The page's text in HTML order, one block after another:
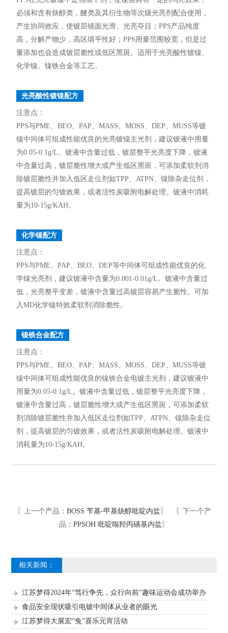
必须和含有炔醇类，醚类及其衍生物等次级光亮剂配合使用，
产生协同效应，使镀层镜面光滑、光亮夺目；PPS产品纯度
高，分解产物少，高区填平性好；PPS用量范围较宽，但是过
量添加也会造成镀层脆性或低区黑斑。适用于光亮酸性镀镍、
化学镍、镍铁合金等工艺。
光亮酸性镀镍配方
注意点：
PPS与PME、BEO、PAP、MASS、MOSS、DEP、MUSS等镀
镍中间体可组成性能优良的光亮镀镍主光剂，建议镀液中用量
为0.05-0.1g/L。镀液中含量过低，镀层整平光亮度下降，镀液
中含量过高，镀层脆性增大或产生低区黑斑，可添加柔软剂消
除镀层脆性并加入低区走位剂如TPP、ATPN、镍除杂走位剂，
提高镀层的匀镀效果，或者活性炭吸附电解处理。镀液中消耗
量为10-15g/KAH。
化学镍配方
注意点：
PPS与PME、PAP、BEO、DEP等中间体可组成性能优良的化
学镍光亮剂，建议镀液中含量为0.001-0.01g/L。镀液中含量过
低，光亮整平变差，镀液中含量过高镀层容易产生脆性。可加
入MD化学镍特效柔软剂消除脆性。
镍铁合金配方
注意点：
PPS与PME、BEO、PAP、MASS、MOSS、DEP、MUSS等镀
镍中间体可组成性能优良的镍铁合金电镀主光剂，建议镀液中
用量为0.05-0.1g/L。镀液中含量过低，镀层整平光亮度下降，
镀液中含量过高，镀层脆性增大或产生低区黑斑，可添加柔软
剂消除镀层脆性并加入低区走位剂如TPP、ATPN、镍除杂走位
剂，提高镀层的匀镀效果，或者活性炭吸附电解处理。镀液中
消耗量为10-15g/KAH。
〖上一个产品： BOSS 苄基-甲基炔醇吡啶内盐〗 〖下一个产
品： PPSOH 吡啶嗡羟丙磺基内盐〗
相关新闻：
江苏梦得2024年“笃行争先，众行向前”趣味运动会成功举办
食品安全现状吸引电镀中间体从业者的眼光
江苏梦得大展宏“兔”喜乐元宵活动